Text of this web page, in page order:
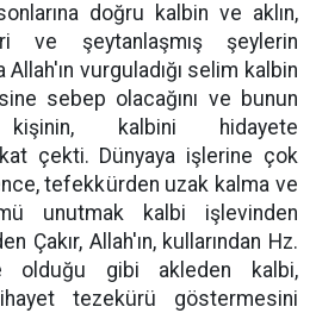
doğru kalbin ve aklın,
ve şeytanlaşmış şeylerin
vurguladığı selim kalbin
sebep olacağını ve bunun
kalbini hidayete
çekti. Dünyaya işlerine çok
tefekkürden uzak kalma ve
unutmak kalbi işlevinden
Çakır, Allah'ın, kullarından Hz.
olduğu gibi akleden kalbi,
tezekürü göstermesini